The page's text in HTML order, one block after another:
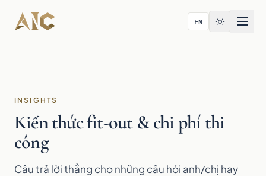
Bỏ qua tới nội dung
EN
INSIGHTS
Kiến thức fit-out & chi phí thi
công
Câu trả lời thẳng cho những câu hỏi anh/chị hay